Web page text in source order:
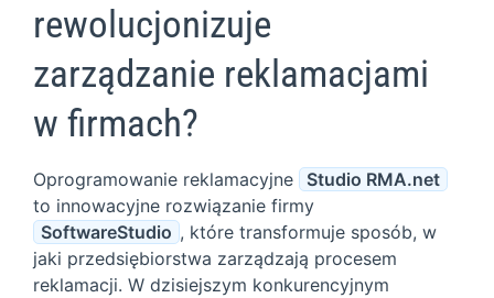
rewolucjonizuje
zarządzanie reklamacjami
w firmach?
Oprogramowanie reklamacyjne
Studio RMA.net
to innowacyjne rozwiązanie firmy
SoftwareStudio , które transformuje sposób, w
jaki przedsiębiorstwa zarządzają procesem
reklamacji. W dzisiejszym konkurencyjnym